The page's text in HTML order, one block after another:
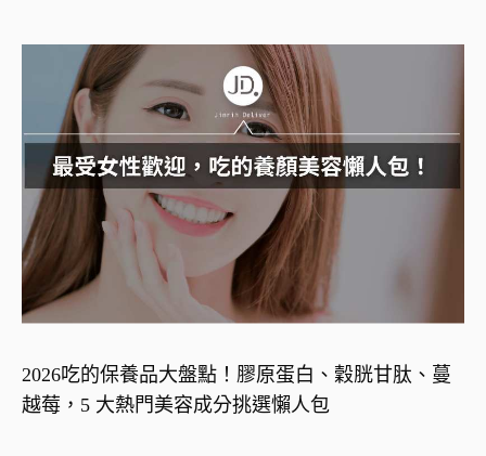
2026吃的保養品大盤點！膠原蛋白、穀胱甘肽、蔓
越莓，5 大熱門美容成分挑選懶人包